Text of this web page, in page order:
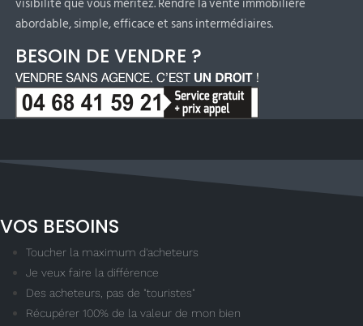
abordable, simple, efficace et sans intermédiaires.
BESOIN DE VENDRE ?
VOS BESOINS
Toucher la maximum d'acheteurs
Je veux faire la différence
Des acheteurs, pas de "touristes"
Récupérer 100% de la valeur de mon bien